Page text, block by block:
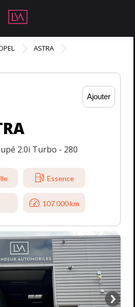
ASTRA
Ajouter
2.0i Turbo - 280
Essence
107 000 km